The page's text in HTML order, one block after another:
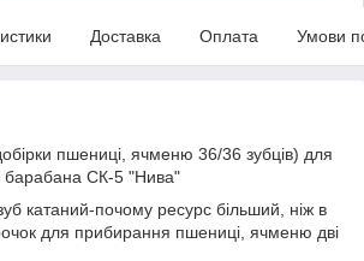
Доставка Оплата Умови
пшениці, ячменю 36/36 зубців) для
барабана СК-5 "Нива"
катаний-почому ресурс більший, ніж в
для прибирання пшениці, ячменю дві